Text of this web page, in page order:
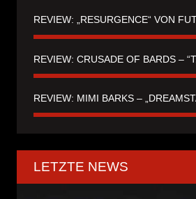
REVIEW: „RESURGENCE“ VON
REVIEW: MIMI BARKS –
LETZTE NEWS